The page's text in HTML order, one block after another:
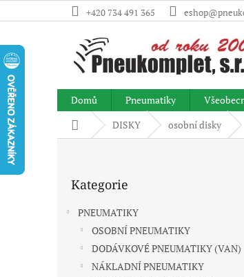
na
+420 734 491 365
Domů Pneumatiky
Domů DISKY osobní disky
kategorie
Kategorie
PNEUMATIKY
OSOBNÍ PNEUMATIKY
DODÁVKOVÉ PNEUMATIKY (VAN)
NÁKLADNÍ PNEUMATIKY